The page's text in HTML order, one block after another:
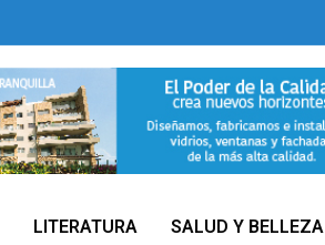
LITERATURA SALUD Y BELLEZA